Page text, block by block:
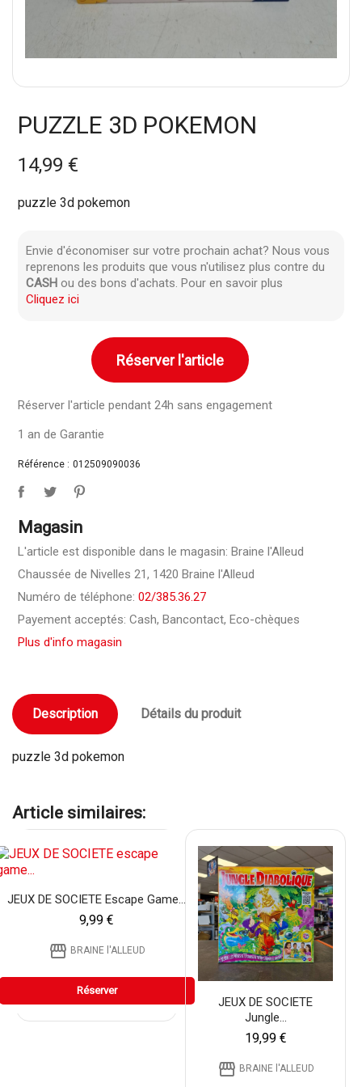
PUZZLE 3D POKEMON
14,99 €
puzzle 3d pokemon
Envie d'économiser sur votre prochain achat? Nous vous
reprenons les produits que vous n'utilisez plus contre du
CASH ou des bons d'achats. Pour en savoir plus
Cliquez ici
Réserver l'article
Réserver l'article pendant 24h sans engagement
1 an de Garantie
Référence : 012509090036
Magasin
L'article est disponible dans le magasin: Braine l'Alleud
Chaussée de Nivelles 21, 1420 Braine l'Alleud
Numéro de téléphone:02/385.36.27
Payement acceptés: Cash, Bancontact, Eco-chèques
Plus d'info magasin
Description Détails du produit
puzzle 3d pokemon
Article similaires:
JEUX DE SOCIETE Escape Game...
9,99 €
storefront BRAINE l'ALLEUD
Réserver
JEUX DE SOCIETE
Jungle...
19,99 €
storefront BRAINE l'ALLEUD